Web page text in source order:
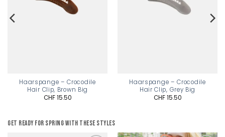
Haarspange – Crocodile
Hair Clip, Brown Big
CHF15.50
Haarspange – Crocodile
Hair Clip, Grey Big
CHF15.50
Get ready for spring with these styles